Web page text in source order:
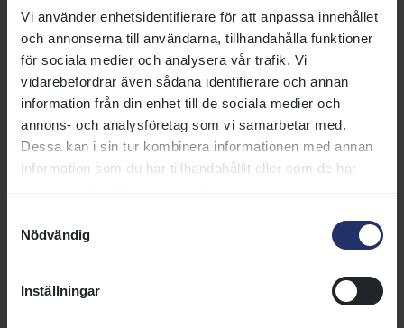
Vi använder enhetsidentifierare för att anpassa innehållet
och annonserna till användarna, tillhandahålla funktioner
för sociala medier och analysera vår trafik. Vi
vidarebefordrar även sådana identifierare och annan
information från din enhet till de sociala medier och
annons- och analysföretag som vi samarbetar med.
Dessa kan i sin tur kombinera informationen med annan
information som du har tillhandahållit eller som de har
Nödvändig
Inställningar
Hon trivs som bäst med gräs under hovarna och när
tränaren ändrade lite på utrustningen kom årets höjdpunkt;
vinsten i Bloomers Vase (L).
Pleaseaccept marketing cookiesto view this YouTube
content.